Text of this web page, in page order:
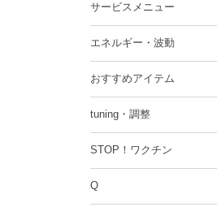
サービスメニュー
エネルギー・波動
おすすめアイテム
tuning・調整
STOP！ワクチン
Q